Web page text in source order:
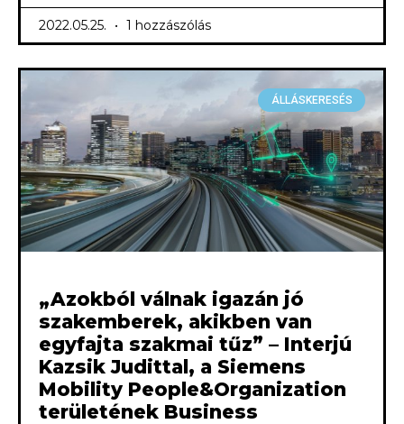
2022.05.25. 1 hozzászólás
ÁLLÁSKERESÉS
„Azokból válnak igazán jó
szakemberek, akikben van
egyfajta szakmai tűz” – Interjú
Kazsik Judittal, a Siemens
Mobility People&Organization
területének Business